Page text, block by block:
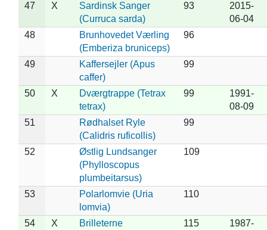
47 X
Sardinsk Sanger
(Curruca sarda)
93
2015-
06-04
48
Brunhovedet Værling
(Emberiza bruniceps)
96
49
Kaffersejler (Apus
caffer)
99
50 X
Dværgtrappe (Tetrax
tetrax)
99
1991-
08-09
51
Rødhalset Ryle
(Calidris ruficollis)
99
52
Østlig Lundsanger
(Phylloscopus
plumbeitarsus)
109
53
Polarlomvie (Uria
lomvia)
110
54 X
Brilleterne
115
1987-